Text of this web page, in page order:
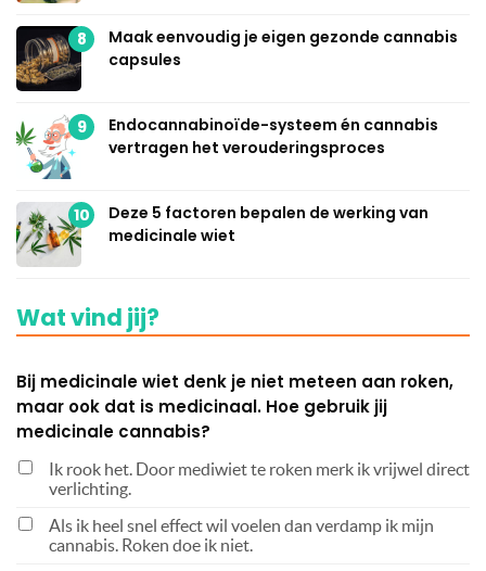
8
Maak eenvoudig je eigen gezonde cannabis
capsules
9
Endocannabinoïde-systeem én cannabis
vertragen het verouderingsproces
10
Deze 5 factoren bepalen de werking van
medicinale wiet
Wat vind jij?
Bij medicinale wiet denk je niet meteen aan roken,
maar ook dat is medicinaal. Hoe gebruik jij
medicinale cannabis?
Ik rook het. Door mediwiet te roken merk ik vrijwel direct
verlichting.
Als ik heel snel effect wil voelen dan verdamp ik mijn
cannabis. Roken doe ik niet.